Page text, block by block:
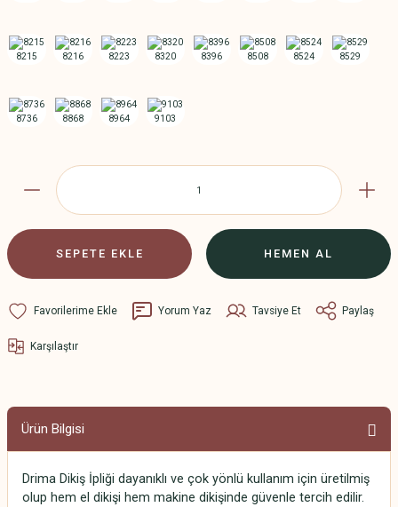
SEPETE EKLE HEMEN AL
Yorum Yaz Tavsiye Et Paylaş
Karşılaştır
Ürün Bilgisi
Drima Dikiş İpliği dayanıklı ve çok yönlü kullanım için üretilmiş
olup hem el dikişi hem makine dikişinde güvenle tercih edilir.